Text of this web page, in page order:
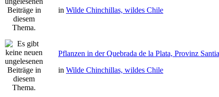
in Wilde Chinchillas, wildes Chile
Pflanzen in der Quebrada de la Plata, Provinz
in Wilde Chinchillas, wildes Chile